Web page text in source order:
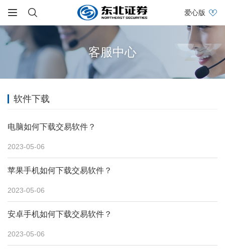
爱心版
客服中心
软件下载
电脑如何下载交易软件？
2023-05-06
苹果手机如何下载交易软件？
2023-05-06
安卓手机如何下载交易软件？
2023-05-06